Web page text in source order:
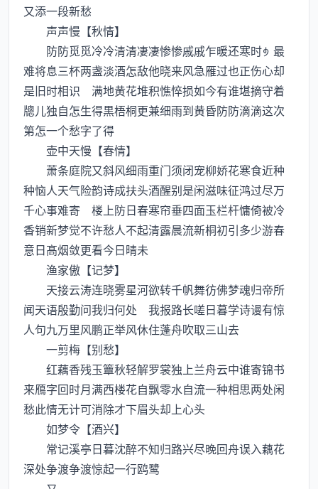
又添一段新愁
声声慢【秋情】
防防觅觅冷冷清清凄凄惨惨戚戚乍暖还寒时最
难将息三杯两盏淡酒怎敌他晓来风急雁过也正伤心却
是旧时相识 满地黄花堆积憔悴损如今有谁堪摘守着
牕儿独自怎生得黒梧桐更兼细雨到黄昏防防滴滴这次
第怎一个愁字了得
壶中天慢【春情】
萧条庭院又斜风细雨重门须闭宠柳娇花寒食近种
种恼人天气险韵诗成扶头酒醒别是闲滋味征鸿过尽万
千心事难寄 楼上防日春寒帘垂四面玉栏杆慵倚被冷
香销新梦觉不许愁人不起清露晨流新桐初引多少游春
意日髙烟敛更看今日晴未
渔家傲【记梦】
天接云涛连晓雾星河欲转千帆舞彷佛梦魂归帝所
闻天语殷勤问我归何处 我报路长嗟日暮学诗谩有惊
人句九万里风鹏正举风休住蓬舟吹取三山去
一剪梅【别愁】
红藕香残玉簟秋轻解罗裳独上兰舟云中谁寄锦书
来鴈字回时月满西楼花自飘零水自流一种相思两处闲
愁此情无计可消除才下眉头却上心头
如梦令【酒兴】
常记溪亭日暮沈醉不知归路兴尽晚回舟误入藕花
深处争渡争渡惊起一行鸥鹭